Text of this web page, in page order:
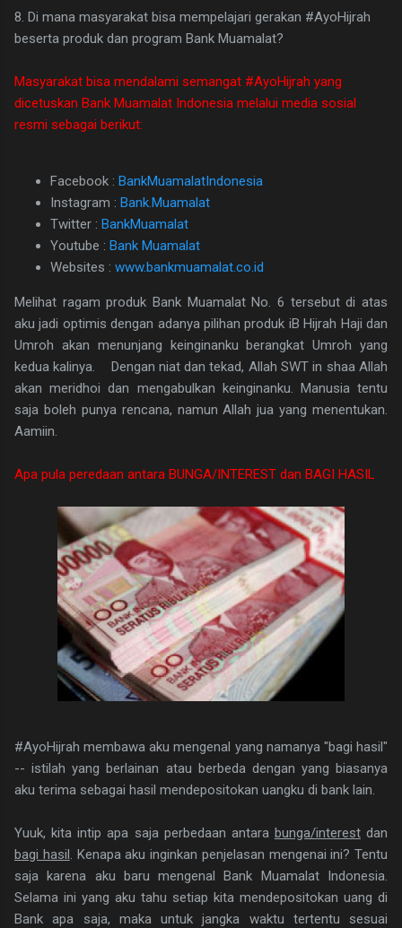
8. Di mana masyarakat bisa mempelajari gerakan #AyoHijrah
beserta produk dan program Bank Muamalat?
Masyarakat bisa mendalami semangat #AyoHijrah yang
dicetuskan Bank Muamalat Indonesia melalui media sosial
resmi sebagai berikut:
Facebook : BankMuamalatIndonesia
Instagram : Bank.Muamalat
Twitter : BankMuamalat
Youtube : Bank Muamalat
Websites : www.bankmuamalat.co.id
Melihat ragam produk Bank Muamalat No. 6 tersebut di atas
aku jadi optimis dengan adanya pilihan produk iB Hijrah Haji dan
Umroh akan menunjang keinginanku berangkat Umroh yang
kedua kalinya. Dengan niat dan tekad, Allah SWT in shaa Allah
akan meridhoi dan mengabulkan keinginanku. Manusia tentu
saja boleh punya rencana, namun Allah jua yang menentukan.
Aamiin.
Apa pula peredaan antara BUNGA/INTEREST dan BAGI HASIL
#AyoHijrah membawa aku mengenal yang namanya "bagi hasil"
-- istilah yang berlainan atau berbeda dengan yang biasanya
aku terima sebagai hasil mendepositokan uangku di bank lain.
Yuuk, kita intip apa saja perbedaan antara bunga/interestdan
bagi hasil . Kenapa aku inginkan penjelasan mengenai ini? Tentu
saja karena aku baru mengenal Bank Muamalat Indonesia.
Selama ini yang aku tahu setiap kita mendepositokan uang di
Bank apa saja, maka untuk jangka waktu tertentu sesuai